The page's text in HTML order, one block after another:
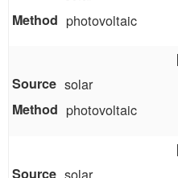
photovoltaic
solar
photovoltaic
solar